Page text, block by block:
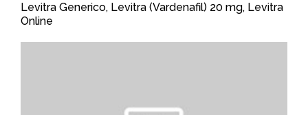
Levitra Generico, Levitra (Vardenafil) 20 mg, Levitra
Online